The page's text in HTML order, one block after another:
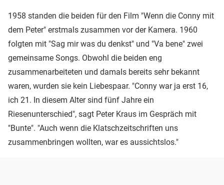
1958 standen die beiden für den Film "Wenn die Conny mit
dem Peter" erstmals zusammen vor der Kamera. 1960
folgten mit "Sag mir was du denkst" und "Va bene" zwei
gemeinsame Songs. Obwohl die beiden eng
zusammenarbeiteten und damals bereits sehr bekannt
waren, wurden sie kein Liebespaar. "Conny war ja erst 16,
ich 21. In diesem Alter sind fünf Jahre ein
Riesenunterschied", sagt Peter Kraus im Gespräch mit
"Bunte". "Auch wenn die Klatschzeitschriften uns
zusammenbringen wollten, war es aussichtslos."